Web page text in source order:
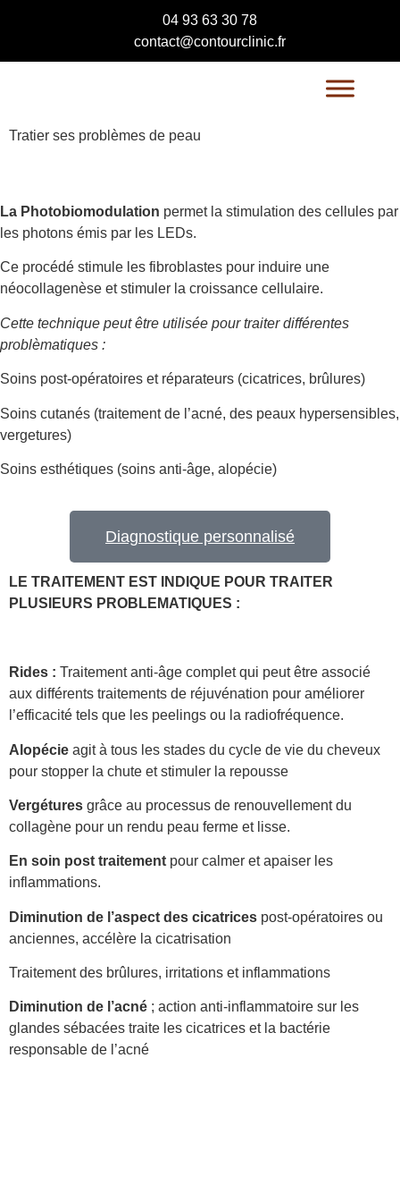
04 93 63 30 78
contact@contourclinic.fr
Tratier ses problèmes de peau
La Photobiomodulation permet la stimulation des cellules par
les photons émis par les LEDs.
Ce procédé stimule les fibroblastes pour induire une
néocollagenèse et stimuler la croissance cellulaire.
Cette technique peut être utilisée pour traiter différentes
problèmatiques :
Soins post-opératoires et réparateurs (cicatrices, brûlures)
Soins cutanés (traitement de l’acné, des peaux hypersensibles,
vergetures)
Soins esthétiques (soins anti-âge, alopécie)
Diagnostique personnalisé
LE TRAITEMENT EST INDIQUE POUR TRAITER
PLUSIEURS PROBLEMATIQUES :
Rides : Traitement anti-âge complet qui peut être associé
aux différents traitements de réjuvénation pour améliorer
l’efficacité tels que les peelings ou la radiofréquence.
Alopécie agit à tous les stades du cycle de vie du cheveux
pour stopper la chute et stimuler la repousse
Vergétures grâce au processus de renouvellement du
collagène pour un rendu peau ferme et lisse.
En soin post traitement pour calmer et apaiser les
inflammations.
Diminution de l’aspect des cicatrices post-opératoires ou
anciennes, accélère la cicatrisation
Traitement des brûlures, irritations et inflammations
Diminution de l’acné ; action anti-inflammatoire sur les
glandes sébacées traite les cicatrices et la bactérie
responsable de l’acné